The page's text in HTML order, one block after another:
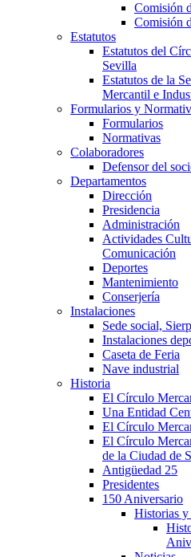
Comisión
Comisión
Estatutos
Estatutos del
Sevilla
Estatutos de la
Mercantil e
Formularios y
Formularios
Normativas
Colaboradores
Defensor del
Departamentos
Dirección
Presidencia
Administración
Actividades
Comunicación
Deportes
Mantenimiento
Conserjería
Instalaciones
Sede social,
Instalaciones
Caseta de Feria
Nave industrial
Historia
El Círculo
Una Entidad
El Círculo
El Círculo
de la Ciudad de
Antigüedad 25
Presidentes
150 Aniversario
Historias y